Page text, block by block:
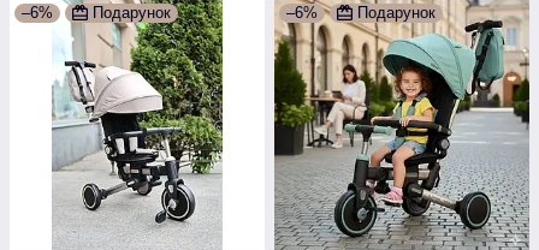
–6% Подарунок –6% Подарунок